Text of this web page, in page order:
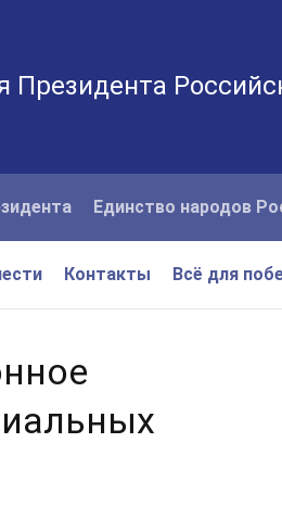
Президента
Единство народов
Контакты Всё для